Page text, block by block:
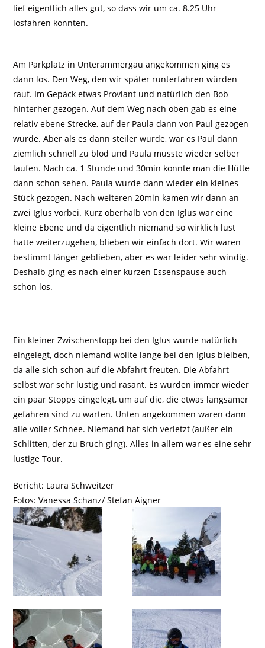
lief eigentlich alles gut, so dass wir um ca. 8.25 Uhr
losfahren konnten.
Am Parkplatz in Unterammergau angekommen ging es
dann los. Den Weg, den wir später runterfahren würden
rauf. Im Gepäck etwas Proviant und natürlich den Bob
hinterher gezogen. Auf dem Weg nach oben gab es eine
relativ ebene Strecke, auf der Paula dann von Paul gezogen
wurde. Aber als es dann steiler wurde, war es Paul dann
ziemlich schnell zu blöd und Paula musste wieder selber
laufen. Nach ca. 1 Stunde und 30min konnte man die Hütte
dann schon sehen. Paula wurde dann wieder ein kleines
Stück gezogen. Nach weiteren 20min kamen wir dann an
zwei Iglus vorbei. Kurz oberhalb von den Iglus war eine
kleine Ebene und da eigentlich niemand so wirklich lust
hatte weiterzugehen, blieben wir einfach dort. Wir wären
bestimmt länger geblieben, aber es war leider sehr windig.
Deshalb ging es nach einer kurzen Essenspause auch
schon los.
Ein kleiner Zwischenstopp bei den Iglus wurde natürlich
eingelegt, doch niemand wollte lange bei den Iglus bleiben,
da alle sich schon auf die Abfahrt freuten. Die Abfahrt
selbst war sehr lustig und rasant. Es wurden immer wieder
ein paar Stopps eingelegt, um auf die, die etwas langsamer
gefahren sind zu warten. Unten angekommen waren dann
alle voller Schnee. Niemand hat sich verletzt (außer ein
Schlitten, der zu Bruch ging). Alles in allem war es eine sehr
lustige Tour.
Bericht: Laura Schweitzer
Fotos: Vanessa Schanz/ Stefan Aigner